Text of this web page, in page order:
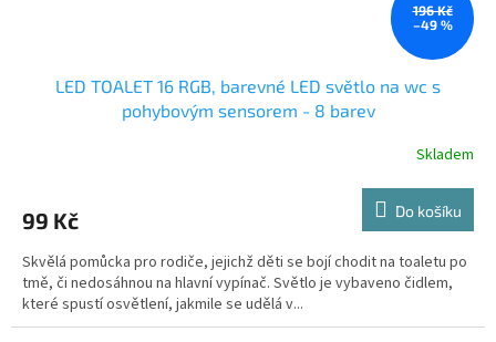
196 Kč
–49 %
LED TOALET 16 RGB, barevné LED světlo na wc s
pohybovým sensorem - 8 barev
Skladem
99 Kč Do košíku
Skvělá pomůcka pro rodiče, jejichž děti se bojí chodit na toaletu po
tmě, či nedosáhnou na hlavní vypínač. Světlo je vybaveno čidlem,
které spustí osvětlení, jakmile se udělá v...